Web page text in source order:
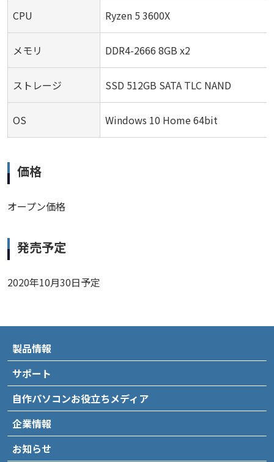
CPU Ryzen 5 3600X
メモリ DDR4-2666 8GB x2
ストレージ SSD 512GB SATA TLC NAND
OS Windows 10 Home 64bit
価格
オープン価格
発売予定
2020年10月30日予定
製品情報
サポート
自作パソコンお役立ちメディア
企業情報
お知らせ